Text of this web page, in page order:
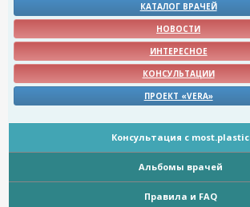
КАТАЛОГ ВРАЧЕЙ
НОВОСТИ
ИНТЕРЕСНОЕ
КОНСУЛЬТАЦИИ
ПРОЕКТ «VERA»
Консультация с most.plastic
Альбомы врачей
Правила и FAQ